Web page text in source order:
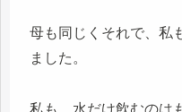
母も同じくそれで、私
ました。
私も、水だけ飲むのは